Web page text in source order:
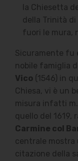
la Chiesetta
della Trinità di
fuori le mura,
Sicuramente fu
nobile famiglia
Vico (1546) in
Chiesa, vi è un
misura infatti
quello del 1619,
Carmine col
centrale mostra
citazione della